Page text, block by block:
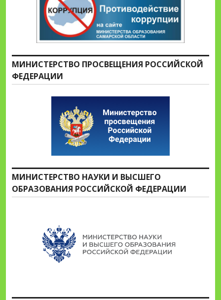
МИНИСТЕРСТВО ПРОСВЕЩЕНИЯ РОССИЙСКОЙ
ФЕДЕРАЦИИ
МИНИСТЕРСТВО НАУКИ И ВЫСШЕГО
ОБРАЗОВАНИЯ РОССИЙСКОЙ ФЕДЕРАЦИИ